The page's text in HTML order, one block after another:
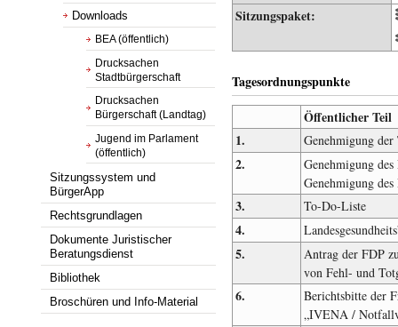
Downloads
BEA (öffentlich)
Drucksachen
Stadtbürgerschaft
Drucksachen
Bürgerschaft (Landtag)
Jugend im Parlament
(öffentlich)
Sitzungssystem und
BürgerApp
Rechtsgrundlagen
Dokumente Juristischer
Beratungsdienst
Bibliothek
Broschüren und Info-Material
Sitzungspaket:
Tagesordnungspunkte
Öffentlicher Teil
1.
Genehmigung der
2.
Genehmigung
Genehmigung
3. To-Do-Liste
4.
5.
Antrag der FDP
von Fehl- und
6.
Berichtsbitte der
„IVENA /